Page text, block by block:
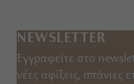
NEWSLETTER
Εγγραφείτε στο
νέες αφίξεις, σπάνιες